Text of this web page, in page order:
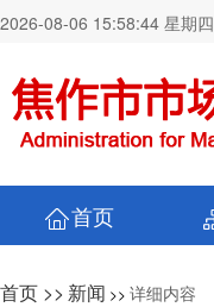
2026-08-06 15:58:45 星期四
首页
首页 >> 新闻 >> 详细内容